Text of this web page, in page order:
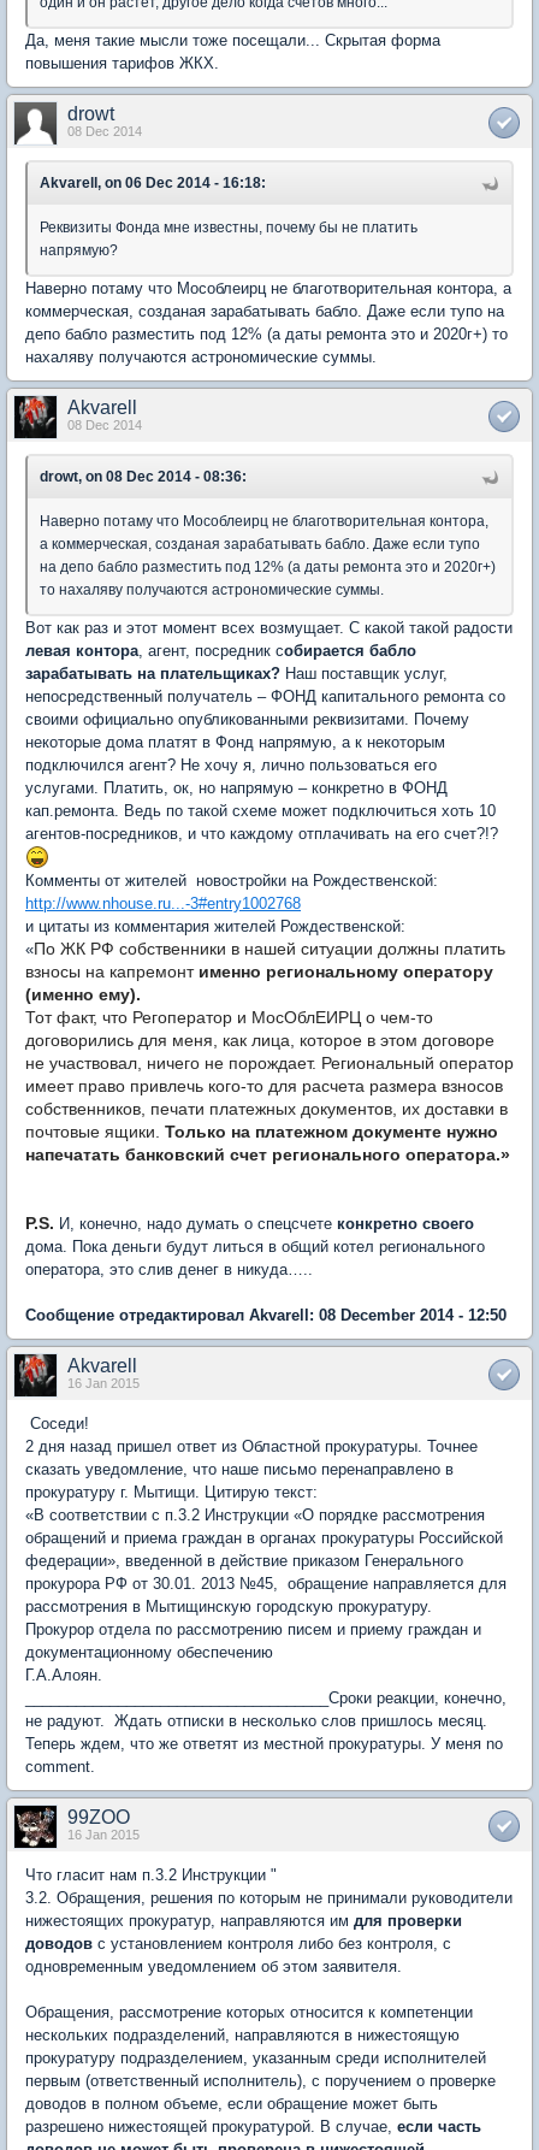
Да, меня такие мысли тоже посещали... Скрытая форма
повышения тарифов ЖКХ.
drowt
08 Dec 2014
Akvarell, on 06 Dec 2014 - 16:18:
Реквизиты Фонда мне известны, почему бы не платить
напрямую?
Наверно потаму что Мособлеирц не благотворительная контора, а
коммерческая, созданая зарабатывать бабло. Даже если тупо на
депо бабло разместить под 12% (а даты ремонта это и 2020г+) то
нахаляву получаются астрономические суммы.
Akvarell
08 Dec 2014
drowt, on 08 Dec 2014 - 08:36:
Наверно потаму что Мособлеирц не благотворительная контора,
а коммерческая, созданая зарабатывать бабло. Даже если тупо
на депо бабло разместить под 12% (а даты ремонта это и 2020г+)
то нахаляву получаются астрономические суммы.
Вот как раз и этот момент всех возмущает. С какой такой радости
левая контора , агент, посредник собирается бабло
зарабатывать на плательщиках? Наш поставщик услуг,
непосредственный получатель – ФОНД капитального ремонта со
своими официально опубликованными реквизитами. Почему
некоторые дома платят в Фонд напрямую, а к некоторым
подключился агент? Не хочу я, лично пользоваться его
услугами. Платить, ок, но напрямую – конкретно в ФОНД
кап.ремонта. Ведь по такой схеме может подключиться хоть 10
агентов-посредников, и что каждому отплачивать на его счет?!?
Комменты от жителей новостройки на Рождественской:
http://www.nhouse.ru...-3#entry1002768
и цитаты из комментария жителей Рождественской:
«По ЖК РФ собственники в нашей ситуации должны платить
взносы на капремонт именно региональному оператору
(именно ему).
Тот факт, что Регоператор и МосОблЕИРЦ о чем-то
договорились для меня, как лица, которое в этом договоре
не участвовал, ничего не порождает. Региональный оператор
имеет право привлечь кого-то для расчета размера взносов
собственников, печати платежных документов, их доставки в
почтовые ящики. Только на платежном документе нужно
напечатать банковский счет регионального оператора.»
P.S. И, конечно, надо думать о спецсчете конкретно своего
дома. Пока деньги будут литься в общий котел регионального
оператора, это слив денег в никуда…..
Сообщение отредактировал Akvarell: 08 December 2014 - 12:50
Akvarell
16 Jan 2015
Соседи!
2 дня назад пришел ответ из Областной прокуратуры. Точнее
сказать уведомление, что наше письмо перенаправлено в
прокуратуру г. Мытищи. Цитирую текст:
«В соответствии с п.3.2 Инструкции «О порядке рассмотрения
обращений и приема граждан в органах прокуратуры Российской
федерации», введенной в действие приказом Генерального
прокурора РФ от 30.01. 2013 №45, обращение направляется для
рассмотрения в Мытищинскую городскую прокуратуру.
Прокурор отдела по рассмотрению писем и приему граждан и
документационному обеспечению
Г.А.Алоян.
____________________________________Сроки реакции, конечно,
не радуют. Ждать отписки в несколько слов пришлось месяц.
Теперь ждем, что же ответят из местной прокуратуры. У меня no
comment.
99ZOO
16 Jan 2015
Что гласит нам п.3.2 Инструкции "
3.2. Обращения, решения по которым не принимали руководители
нижестоящих прокуратур, направляются им для проверки
доводов с установлением контроля либо без контроля, с
одновременным уведомлением об этом заявителя.
Обращения, рассмотрение которых относится к компетенции
нескольких подразделений, направляются в нижестоящую
прокуратуру подразделением, указанным среди исполнителей
первым (ответственный исполнитель), с поручением о проверке
доводов в полном объеме, если обращение может быть
разрешено нижестоящей прокуратурой. В случае, если часть